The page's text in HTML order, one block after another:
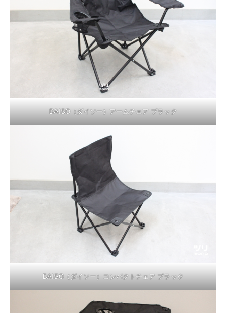
DAISO（ダイソー）アームチェア ブラック
DAISO（ダイソー）コンパクトチェア ブラック